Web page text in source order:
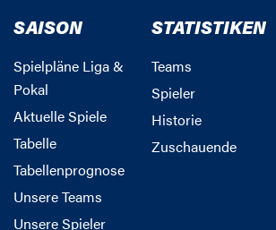
SAISON
Spielpläne Liga &
Pokal
Aktuelle Spiele
Tabelle
Tabellenprognose
Unsere Teams
Unsere Spieler
STATISTIKEN
Teams
Spieler
Historie
Zuschauende